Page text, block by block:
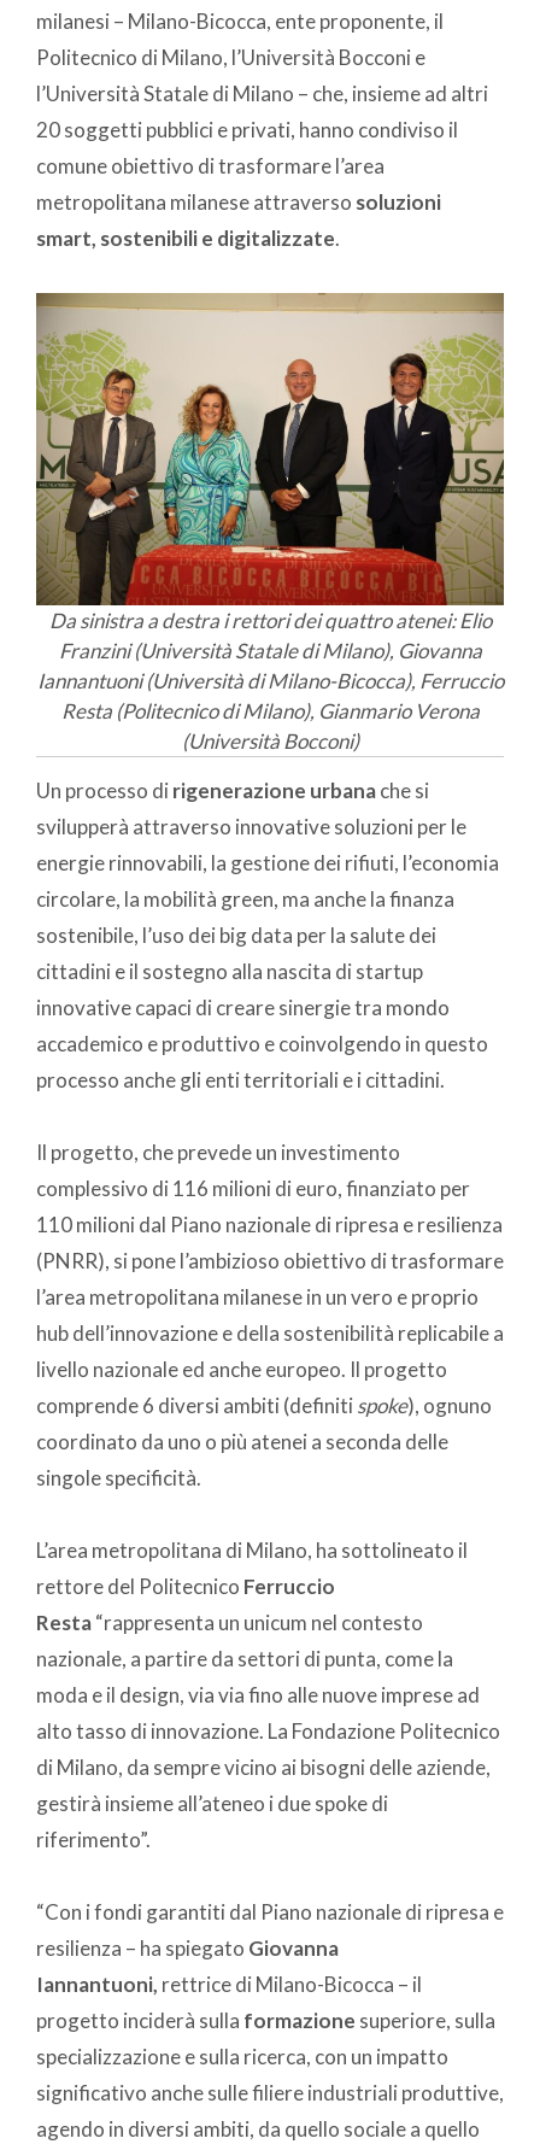
milanesi – Milano-Bicocca, ente proponente, il
Politecnico di Milano, l’Università Bocconi e
l’Università Statale di Milano – che, insieme ad altri
20 soggetti pubblici e privati, hanno condiviso il
comune obiettivo di trasformare l’area
metropolitana milanese attraverso soluzioni
smart, sostenibili e digitalizzate.
Da sinistra a destra i rettori dei quattro atenei: Elio
Franzini (Università Statale di Milano), Giovanna
Iannantuoni (Università di Milano-Bicocca), Ferruccio
Resta (Politecnico di Milano), Gianmario Verona
(Università Bocconi)
Un processo di rigenerazione urbanache si
svilupperà attraverso innovative soluzioni per le
energie rinnovabili, la gestione dei rifiuti, l’economia
circolare, la mobilità green, ma anche la finanza
sostenibile, l’uso dei big data per la salute dei
cittadini e il sostegno alla nascita di startup
innovative capaci di creare sinergie tra mondo
accademico e produttivo e coinvolgendo in questo
processo anche gli enti territoriali e i cittadini.
Il progetto, che prevede un investimento
complessivo di 116 milioni di euro, finanziato per
110 milioni dal Piano nazionale di ripresa e resilienza
(PNRR), si pone l’ambizioso obiettivo di trasformare
l’area metropolitana milanese in un vero e proprio
hub dell’innovazione e della sostenibilità replicabile a
livello nazionale ed anche europeo. Il progetto
comprende 6 diversi ambiti (definiti spoke), ognuno
coordinato da uno o più atenei a seconda delle
singole specificità.
L’area metropolitana di Milano, ha sottolineato il
rettore del Politecnico Ferruccio
Resta“rappresenta un unicum nel contesto
nazionale, a partire da settori di punta, come la
moda e il design, via via fino alle nuove imprese ad
alto tasso di innovazione. La Fondazione Politecnico
di Milano, da sempre vicino ai bisogni delle aziende,
gestirà insieme all’ateneo i due spoke di
riferimento”.
“Con i fondi garantiti dal Piano nazionale di ripresa e
resilienza – ha spiegato Giovanna
Iannantuoni, rettrice di Milano-Bicocca – il
progetto inciderà sulla formazione superiore, sulla
specializzazione e sulla ricerca, con un impatto
significativo anche sulle filiere industriali produttive,
agendo in diversi ambiti, da quello sociale a quello